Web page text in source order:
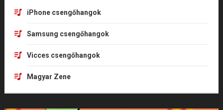
iPhone csengőhangok
Samsung csengőhangok
Vicces csengőhangok
Magyar Zene